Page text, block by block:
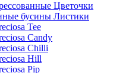
Цветочки
бусины Листики
Tee
Candy
Chilli
Hill
Pip